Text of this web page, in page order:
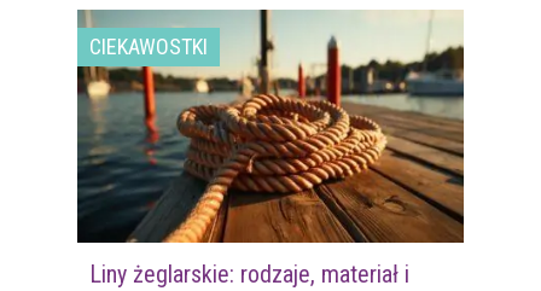
CIEKAWOSTKI
Liny żeglarskie: rodzaje, materiał i